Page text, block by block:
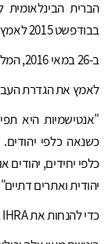
בבודפשט 2015 לאמץ את הגדרת העבודה הבאה לאנטישמיות.
ב-26 במאי 2016, המליאה בבוקרשט החליטה:
לאמץ את הגדרת
"אנטישמיות היא
כשנאה כלפי יהודים.
כלפי יחידים, יהודים
יהודית ואתרים
כדי להנחות את IHRA במלאכתו, הדוגמאות הבאות ישמשו להבהרה: